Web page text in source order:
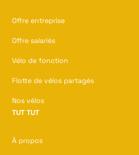
Offre entreprise
Offre salariés
Vélo de fonction
Flotte de vélos partagés
Nos vélos
TUT TUT
À propos